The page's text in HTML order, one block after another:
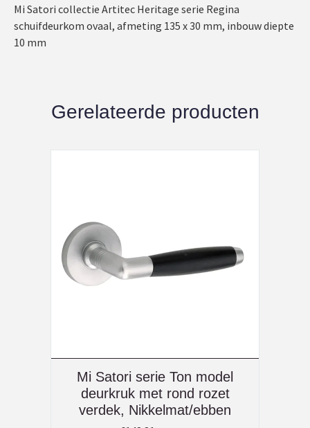
Mi Satori collectie Artitec Heritage serie Regina
schuifdeurkom ovaal, afmeting 135 x 30 mm, inbouw diepte
10 mm
Gerelateerde producten
Mi Satori serie Ton model
deurkruk met rond rozet
verdek, Nikkelmat/ebben